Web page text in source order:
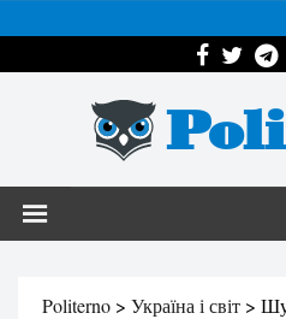
Politerno > Україна і світ >